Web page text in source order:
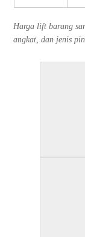
Harga lift barang
angkat, dan jenis